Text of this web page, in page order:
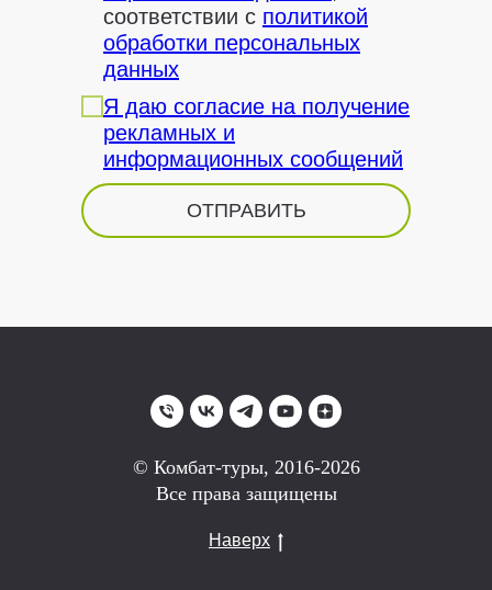
соответствии с политикой
обработки персональных
данных
Я даю согласие на получение
рекламных и
информационных сообщений
ОТПРАВИТЬ
© Комбат-туры, 2016-2026
Все права защищены
Наверх